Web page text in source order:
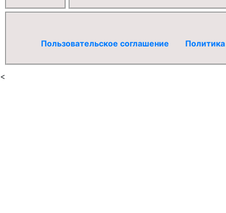
Пользовательское соглашение
<